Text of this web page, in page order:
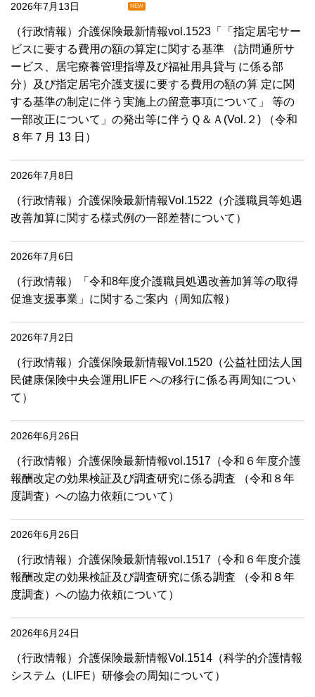
2026年7月13日 NEW
（行政情報）介護保険最新情報vol.1523「「指定居宅サー
ビスに要する費用の額の算定に関する基準 （訪問通所サ
ービス、居宅療養管理指導及び福祉用具貸与 に係る部
分）及び指定居宅介護支援に要する費用の額の算 定に関
する基準の制定に伴う実施上の留意事項について」 等の
一部改正について」の発出等に伴うＱ＆Ａ(Vol.２) （令和
８年７月 13 日）
2026年7月8日
（行政情報）介護保険最新情報Vol.1522（介護職員等処遇
改善加算に関する様式例の一部差替について）
2026年7月6日
（行政情報）「令和8年度介護職員処遇改善加算等の取得
促進支援事業」に関するご案内（周知広報）
2026年7月2日
（行政情報）介護保険最新情報Vol.1520（公益社団法人国
民健康保険中央会運用LIFE への移行に係る再周知につい
て）
2026年6月26日
（行政情報）介護保険最新情報vol.1517（令和６年度介護
報酬改定の効果検証及び調査研究に係る調査 （令和８年
度調査）への協力依頼について）
2026年6月26日
（行政情報）介護保険最新情報vol.1517（令和６年度介護
報酬改定の効果検証及び調査研究に係る調査 （令和８年
度調査）への協力依頼について）
2026年6月24日
（行政情報）介護保険最新情報Vol.1514（科学的介護情報
システム（LIFE）研修会の周知について）